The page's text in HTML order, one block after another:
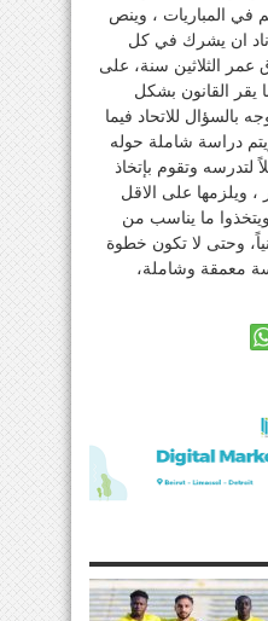
في المباريات ، وينص
ناد ان يشرك في كل
عمر الثلاثين سنة، على
يقر القانون بشكل
بالسؤال للاتحاد فيما
دراسة شاملة حوله
لتدرسه وتقوم بإتخاذ
، ويلزمها على الاقل
ما يناسب من
وحتى لا تكون خطوة
معمقة وشاملة،